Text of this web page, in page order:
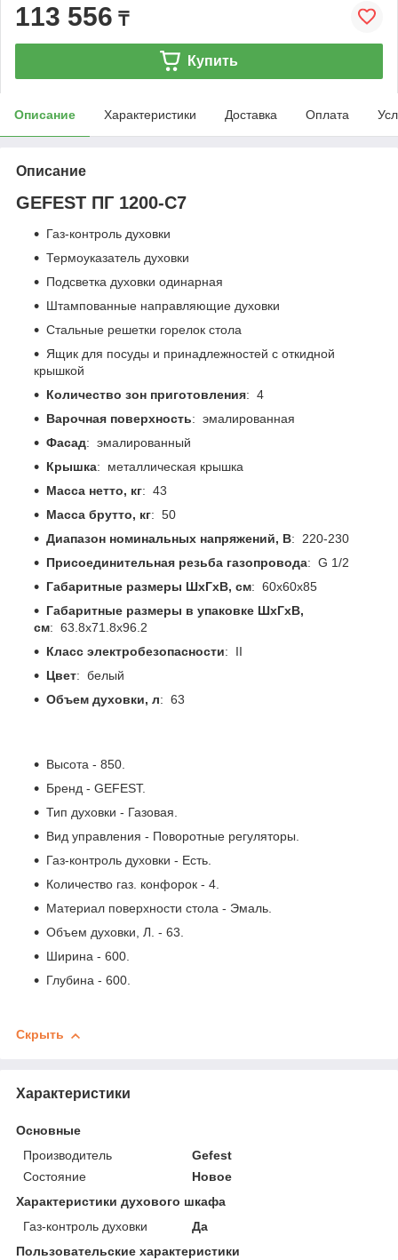
113 556 ₸
Купить
Описание Характеристики Доставка Оплата
Описание
GEFEST ПГ 1200-С7
Газ-контроль духовки
Термоуказатель духовки
Подсветка духовки одинарная
Штампованные направляющие духовки
Стальные решетки горелок стола
Ящик для посуды и принадлежностей с откидной
крышкой
Количество зон приготовления: 4
Варочная поверхность: эмалированная
Фасад: эмалированный
Крышка: металлическая крышка
Масса нетто, кг: 43
Масса брутто, кг: 50
Диапазон номинальных напряжений, В: 220-230
Присоединительная резьба газопровода: G 1/2
Габаритные размеры ШхГхВ, см: 60x60x85
Габаритные размеры в упаковке ШхГхВ,
см: 63.8x71.8x96.2
Класс электробезопасности: II
Цвет: белый
Объем духовки, л: 63
Высота - 850.
Бренд - GEFEST.
Тип духовки - Газовая.
Вид управления - Поворотные регуляторы.
Газ-контроль духовки - Есть.
Количество газ. конфорок - 4.
Материал поверхности стола - Эмаль.
Объем духовки, Л. - 63.
Ширина - 600.
Глубина - 600.
Скрыть
Характеристики
Основные
Производитель
Gefest
Состояние
Новое
Характеристики духового шкафа
Газ-контроль духовки
Да
Пользовательские характеристики